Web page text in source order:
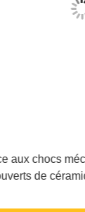
aux chocs
de